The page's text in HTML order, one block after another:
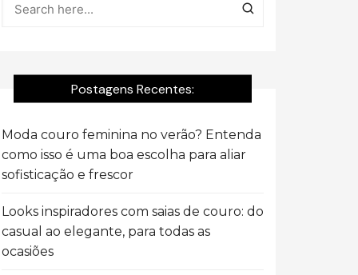
Postagens Recentes:
Moda couro feminina no verão? Entenda
como isso é uma boa escolha para aliar
sofisticação e frescor
Looks inspiradores com saias de couro: do
casual ao elegante, para todas as
ocasiões